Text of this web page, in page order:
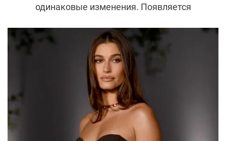
одинаковые изменения. Появляется
выглядит тусклой, а привычный уход
перестает давать заметный результат. В
косметологии это состояние часто
связывают с сезонным дефицитом
витаминов и микроэлементов. Зима
создает для организма несколько
факторов стресса. Мало солнечного света,
рацион становится беднее свежими
продуктами, а холод и сухой воздух